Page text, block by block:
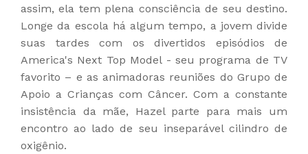
assim, ela tem plena consciência de seu destino.
Longe da escola há algum tempo, a jovem divide
suas tardes com os divertidos episódios de
America's Next Top Model - seu programa de TV
favorito – e as animadoras reuniões do Grupo de
Apoio a Crianças com Câncer. Com a constante
insistência da mãe, Hazel parte para mais um
encontro ao lado de seu inseparável cilindro de
oxigênio.